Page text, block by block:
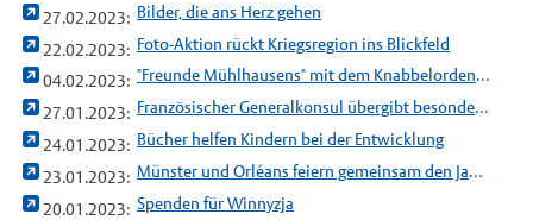
27.02.2023: Bilder, die ans Herz gehen
22.02.2023: Foto-Aktion rückt Kriegsregion ins Blickfeld
04.02.2023:
"Freunde Mühlhausens" mit dem Knabbelorden geehrt
27.01.2023:
Französischer Generalkonsul übergibt besondere Urkunde
24.01.2023: Bücher helfen Kindern bei der Entwicklung
23.01.2023:
Münster und Orléans feiern gemeinsam den Jahrestag des Élysée-Vertrages
20.01.2023: Spenden für Winnyzja